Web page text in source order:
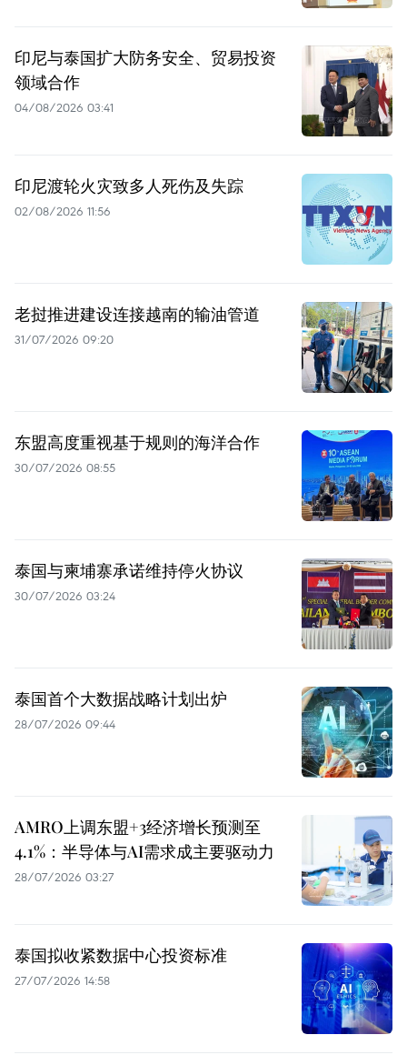
印尼与泰国扩大防务安全、贸易投资
领域合作
04/08/2026 03:41
印尼渡轮火灾致多人死伤及失踪
02/08/2026 11:56
老挝推进建设连接越南的输油管道
31/07/2026 09:20
东盟高度重视基于规则的海洋合作
30/07/2026 08:55
泰国与柬埔寨承诺维持停火协议
30/07/2026 03:24
泰国首个大数据战略计划出炉
28/07/2026 09:44
AMRO上调东盟+3经济增长预测至
4.1%：半导体与AI需求成主要驱动力
28/07/2026 03:27
泰国拟收紧数据中心投资标准
27/07/2026 14:58